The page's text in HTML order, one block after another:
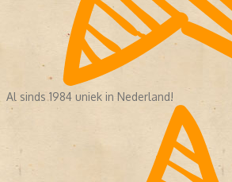
Al sinds 1984 uniek in Nederland!